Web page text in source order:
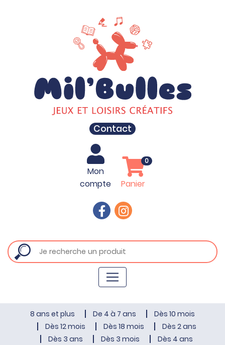
Contact
Mon
compte
Panier
0
8 ans et plus De 4 à 7 ans
Dès 10 mois
Dès 12 mois
Dès 18 mois
Dès 2 ans
Dès 3 ans
Dès 3 mois
Dès 4 ans